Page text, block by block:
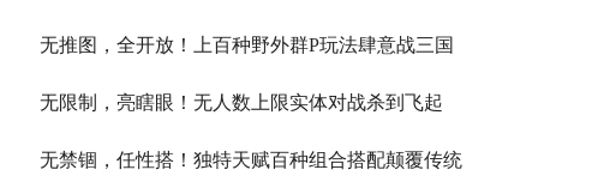
无推图，全开放！上百种野外群P玩法肆意战三国
无限制，亮瞎眼！无人数上限实体对战杀到飞起
无禁锢，任性搭！独特天赋百种组合搭配颠覆传统